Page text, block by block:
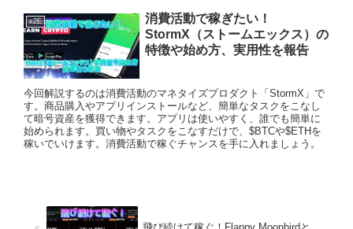
x2E
消費活動で稼ぎたい！
StormX（ストームエックス）の
特徴や始め方、実用性を報告
今回解説するのは消費活動のマネタイズプロダクト「StormX」で
す。商品購入やアプリインストールなど、簡単なタスクをこなし
て暗号資産を獲得できます。アプリは使いやすく、誰でも簡単に
始められます。買い物やタスクをこなすだけで、$BTCや$ETHを
稼いでいけます。消費活動で稼ぐチャンスを手に入れましょう。